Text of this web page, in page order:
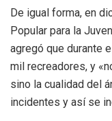
De igual forma, en
Popular para la
agregó que durante
mil recreadores, y
sino la cualidad del
incidentes y así se